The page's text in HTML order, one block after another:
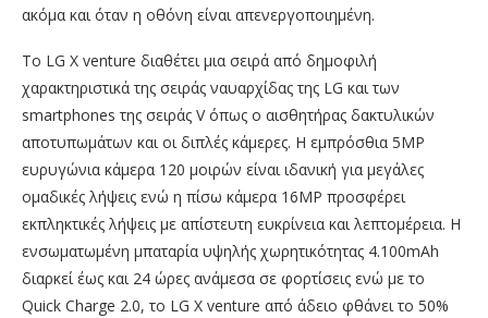
ακόμα και όταν η οθόνη είναι απενεργοποιημένη.
Το LG X venture διαθέτει μια σειρά από δημοφιλή
χαρακτηριστικά της σειράς ναυαρχίδας της LG και των
smartphones της σειράς V όπως ο αισθητήρας δακτυλικών
αποτυπωμάτων και οι διπλές κάμερες. Η εμπρόσθια 5MP
ευρυγώνια κάμερα 120 μοιρών είναι ιδανική για μεγάλες
ομαδικές λήψεις ενώ η πίσω κάμερα 16MP προσφέρει
εκπληκτικές λήψεις με απίστευτη ευκρίνεια και λεπτομέρεια. Η
ενσωματωμένη μπαταρία υψηλής χωρητικότητας 4.100mAh
διαρκεί έως και 24 ώρες ανάμεσα σε φορτίσεις ενώ με το
Quick Charge 2.0, το LG X venture από άδειο φθάνει το 50%